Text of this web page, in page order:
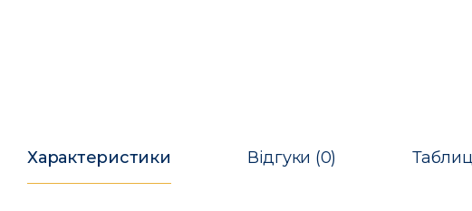
Характеристики Відгуки (0)